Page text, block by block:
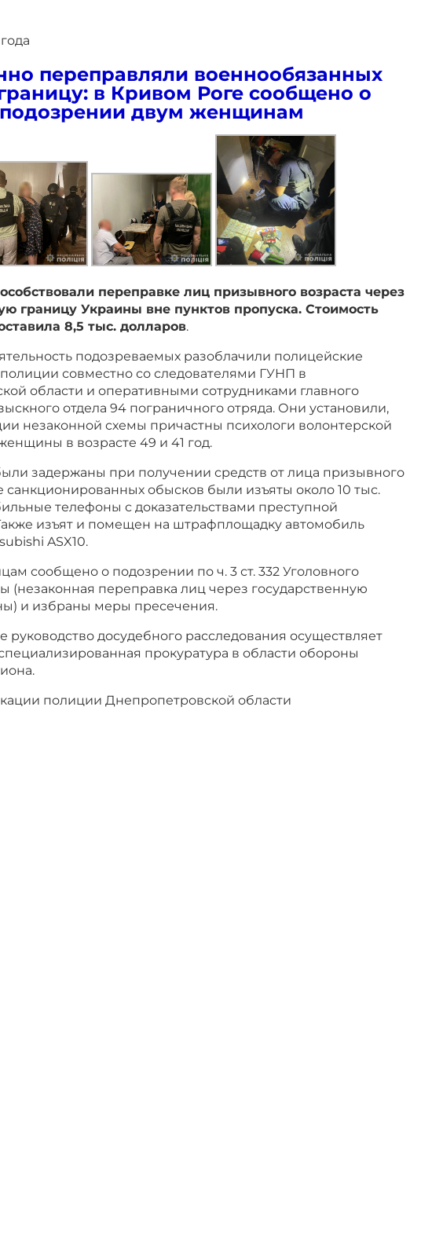
переправляли военнообязанных
в Кривом Роге сообщено о
подозрении двум женщинам
переправке лиц призывного возраста через
границу Украины вне пунктов пропуска. Стоимость
8,5 тыс. долларов.
подозреваемых разоблачили полицейские
совместно со следователями ГУНП в
области и оперативными сотрудниками главного
отдела 94 пограничного отряда. Они установили,
незаконной схемы причастны психологи волонтерской
в возрасте 49 и 41 год.
задержаны при получении средств от лица призывного
санкционированных обысков были изъяты около 10 тыс.
телефоны с доказательствами преступной
изъят и помещен на штрафплощадку автомобиль
ASX10.
сообщено о подозрении по ч. 3 ст. 332 Уголовного
(незаконная переправка лиц через государственную
и избраны меры пресечения.
руководство досудебного расследования осуществляет
прокуратура в области обороны
полиции Днепропетровской области